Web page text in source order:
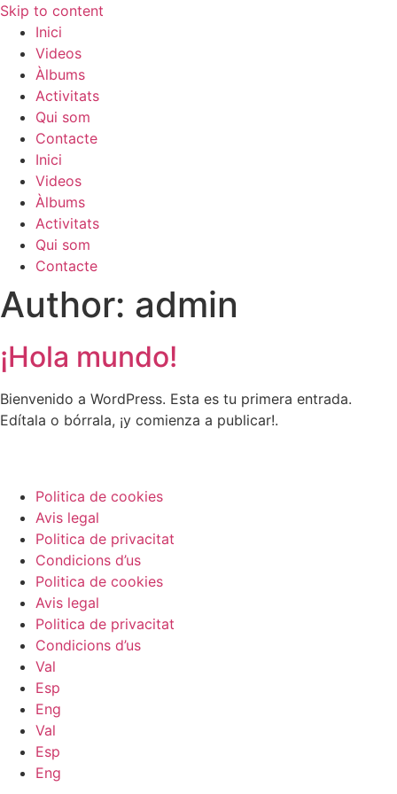
Skip to content
Inici
Videos
Àlbums
Activitats
Qui som
Contacte
Inici
Videos
Àlbums
Activitats
Qui som
Contacte
Author: admin
¡Hola mundo!
Bienvenido a WordPress. Esta es tu primera entrada.
Edítala o bórrala, ¡y comienza a publicar!.
Politica de cookies
Avis legal
Politica de privacitat
Condicions d’us
Politica de cookies
Avis legal
Politica de privacitat
Condicions d’us
Val
Esp
Eng
Val
Esp
Eng